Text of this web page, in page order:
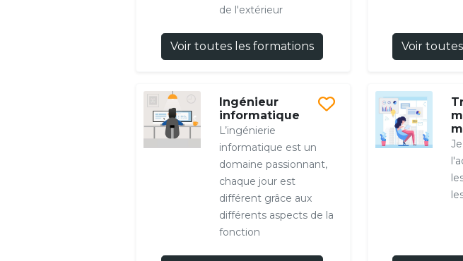
de l'extérieur
Voir toutes les formations Voir
Ingénieur
informatique
L’ingénierie
informatique est un
domaine passionnant,
chaque jour est
différent grâce aux
différents aspects de la
fonction